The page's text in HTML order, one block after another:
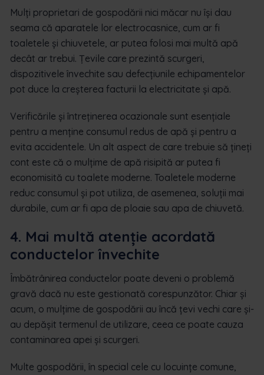
Mulți proprietari de gospodării nici măcar nu își dau
seama că aparatele lor electrocasnice, cum ar fi
toaletele și chiuvetele, ar putea folosi mai multă apă
decât ar trebui. Țevile care prezintă scurgeri,
dispozitivele învechite sau defecțiunile echipamentelor
pot duce la creșterea facturii la electricitate și apă.
Verificările și întreținerea ocazionale sunt esențiale
pentru a menține consumul redus de apă și pentru a
evita accidentele. Un alt aspect de care trebuie să țineți
cont este că o mulțime de apă risipită ar putea fi
economisită cu toalete moderne. Toaletele moderne
reduc consumul și pot utiliza, de asemenea, soluții mai
durabile, cum ar fi apa de ploaie sau apa de chiuvetă.
4. Mai multă atenție acordată
conductelor învechite
Îmbătrânirea conductelor poate deveni o problemă
gravă dacă nu este gestionată corespunzător. Chiar și
acum, o mulțime de gospodării au încă țevi vechi care și-
au depășit termenul de utilizare, ceea ce poate cauza
contaminarea apei și scurgeri.
Multe gospodării, în special cele cu locuințe comune,